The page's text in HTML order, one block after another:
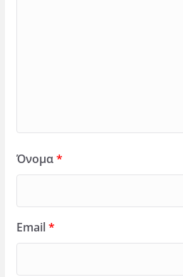
Όνομα*
Email*